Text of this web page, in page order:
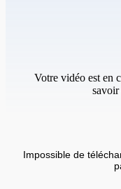
Votre vidéo est en
savoir
Impossible de